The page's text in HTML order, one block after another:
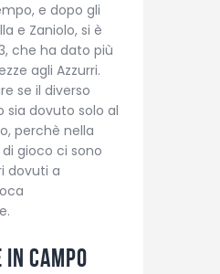
e dopo gli
e Zaniolo, si è
che ha dato più
agli Azzurri.
se il diverso
dovuto solo al
perchè nella
gioco ci sono
dovuti a
campo